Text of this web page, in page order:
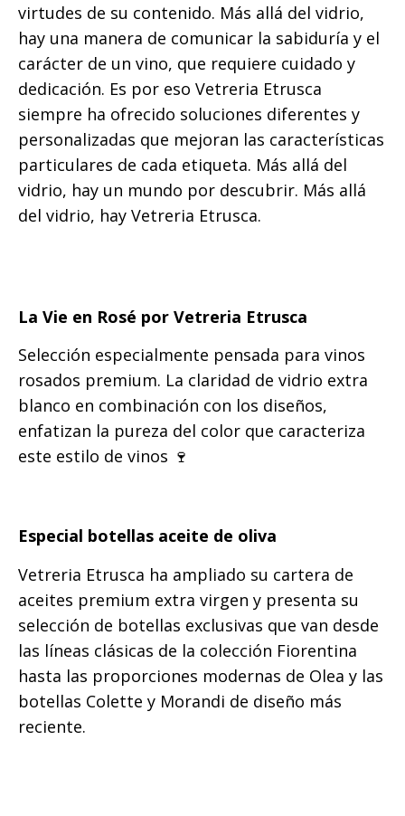
virtudes de su contenido. Más allá del vidrio,
hay una manera de comunicar la sabiduría y el
carácter de un vino, que requiere cuidado y
dedicación. Es por eso Vetreria Etrusca
siempre ha ofrecido soluciones diferentes y
personalizadas que mejoran las características
particulares de cada etiqueta. Más allá del
vidrio, hay un mundo por descubrir. Más allá
del vidrio, hay Vetreria Etrusca.
La Vie en Rosé por Vetreria Etrusca
Selección especialmente pensada para vinos
rosados premium. La claridad de vidrio extra
blanco en combinación con los diseños,
enfatizan la pureza del color que caracteriza
este estilo de vinos 🍷
Especial botellas aceite de oliva
Vetreria Etrusca ha ampliado su cartera de
aceites premium extra virgen y presenta su
selección de botellas exclusivas que van desde
las líneas clásicas de la colección Fiorentina
hasta las proporciones modernas de Olea y las
botellas Colette y Morandi de diseño más
reciente.